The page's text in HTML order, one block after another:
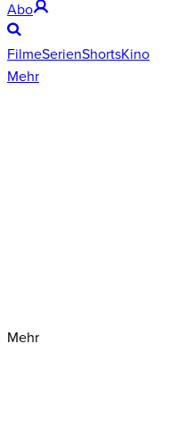
Abo
FilmeSerienShortsKino
Mehr
Mehr